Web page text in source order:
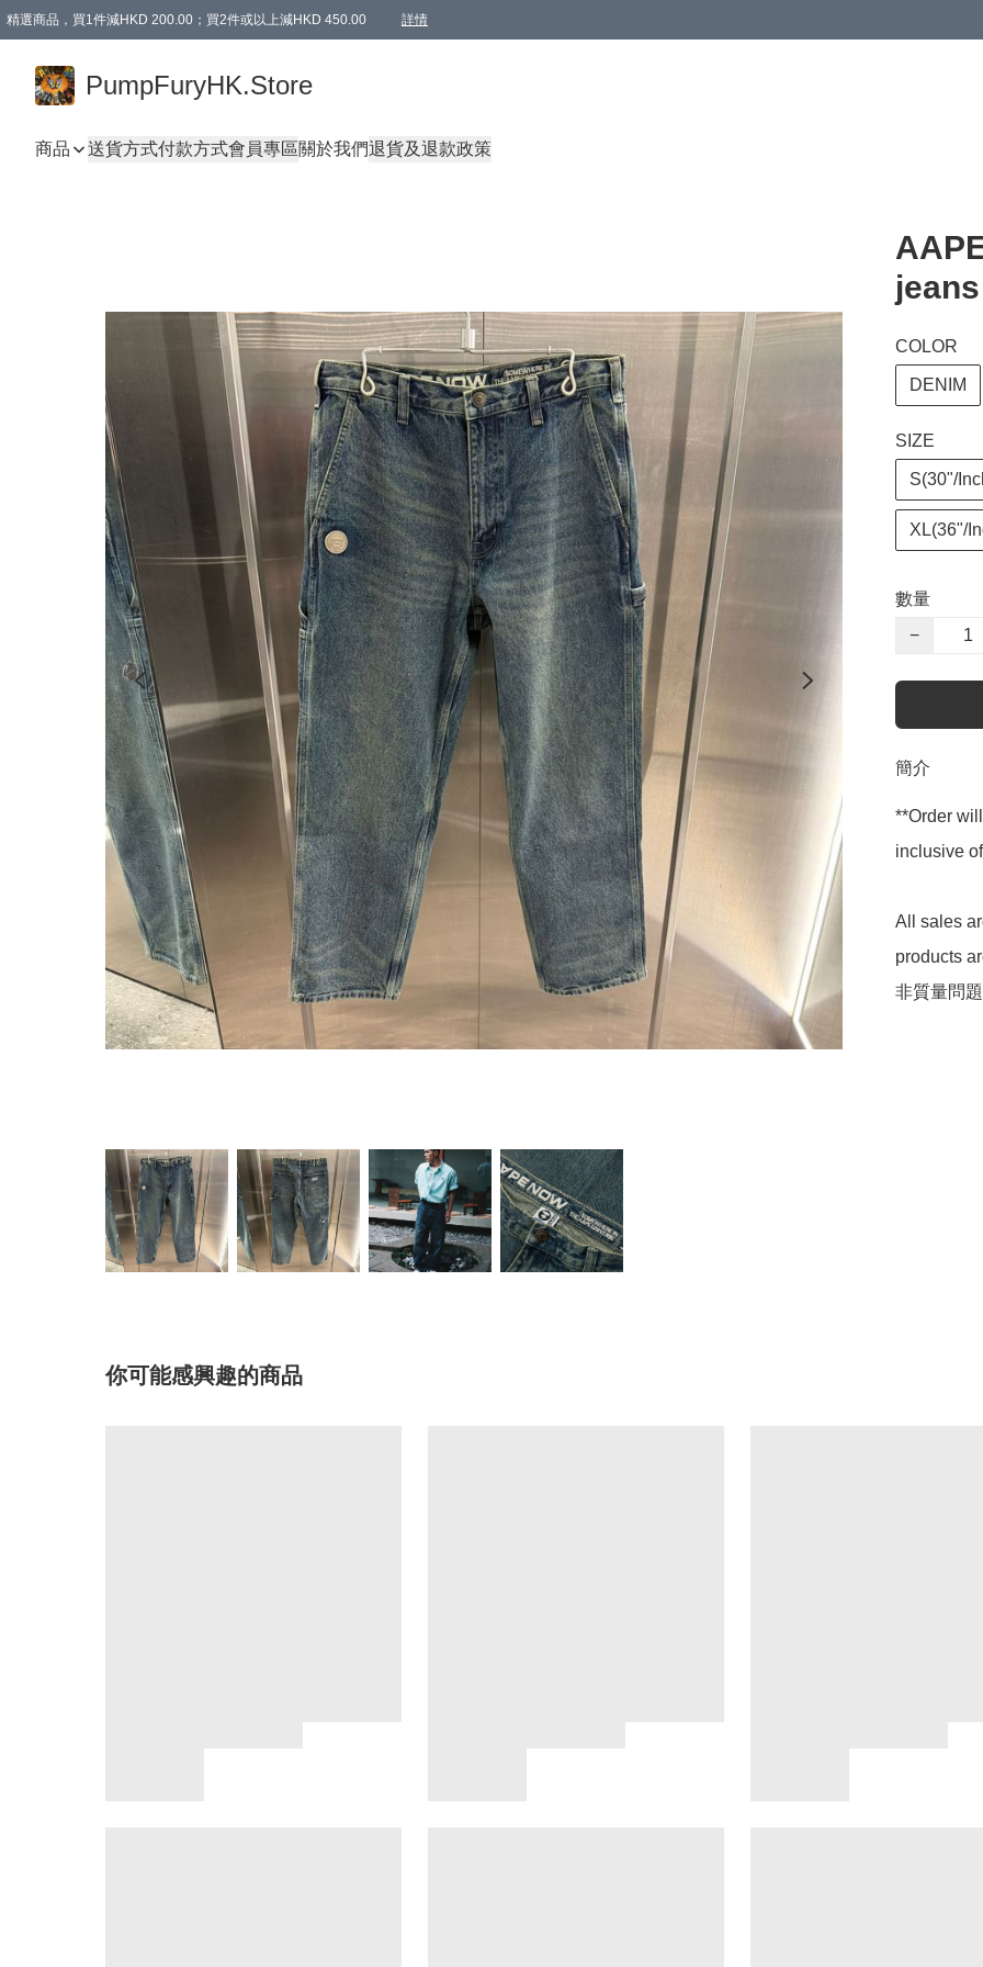
精選商品，買1件減HKD 200.00；買2件或以上減HKD 450.00 詳情
PumpFuryHK.Store
商品 送貨方式付款方式會員專區關於我們退貨及退款政策
COLOR
DENIM
SIZE
S(30"/
XL(36"/
數量
−
簡介
**Order
inclusive
All sales
products
非質量問
你可能感興趣的商品